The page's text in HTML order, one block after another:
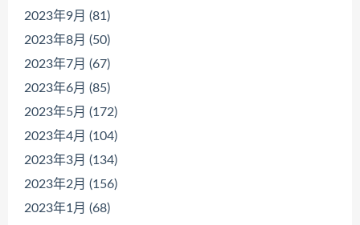
2023年9月 (81)
2023年8月 (50)
2023年7月 (67)
2023年6月 (85)
2023年5月 (172)
2023年4月 (104)
2023年3月 (134)
2023年2月 (156)
2023年1月 (68)